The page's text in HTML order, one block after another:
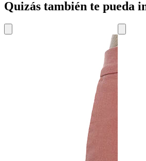
Quizás también te pueda